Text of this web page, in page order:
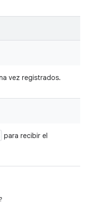
vez registrados.
para recibir el